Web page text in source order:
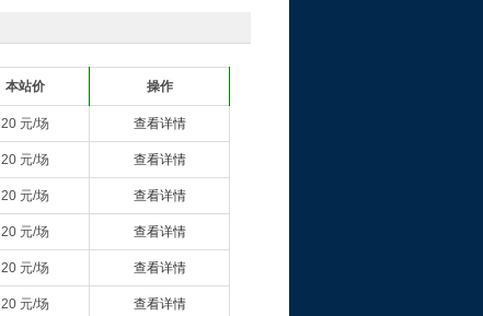
本站价 操作
20 元/场 查看详情
20 元/场 查看详情
20 元/场 查看详情
20 元/场 查看详情
20 元/场 查看详情
20 元/场 查看详情